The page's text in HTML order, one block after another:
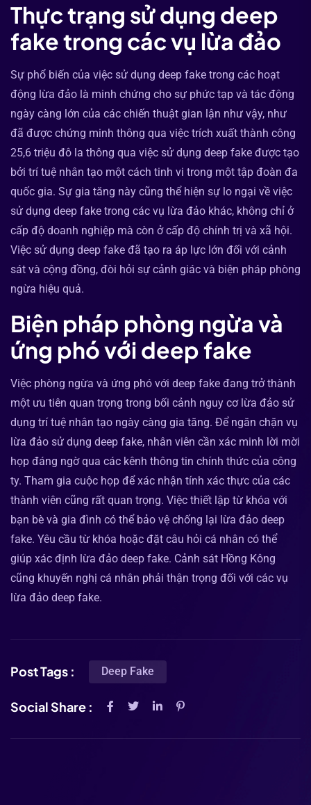
Thực trạng sử dụng deep
fake trong các vụ lừa đảo
Sự phổ biến của việc sử dụng deep fake trong các hoạt
động lừa đảo là minh chứng cho sự phức tạp và tác động
ngày càng lớn của các chiến thuật gian lận như vậy, như
đã được chứng minh thông qua việc trích xuất thành công
25,6 triệu đô la thông qua việc sử dụng deep fake được tạo
bởi trí tuệ nhân tạo một cách tinh vi trong một tập đoàn đa
quốc gia. Sự gia tăng này cũng thể hiện sự lo ngại về việc
sử dụng deep fake trong các vụ lừa đảo khác, không chỉ ở
cấp độ doanh nghiệp mà còn ở cấp độ chính trị và xã hội.
Việc sử dụng deep fake đã tạo ra áp lực lớn đối với cảnh
sát và cộng đồng, đòi hỏi sự cảnh giác và biện pháp phòng
ngừa hiệu quả.
Biện pháp phòng ngừa và
ứng phó với deep fake
Việc phòng ngừa và ứng phó với deep fake đang trở thành
một ưu tiên quan trọng trong bối cảnh nguy cơ lừa đảo sử
dụng trí tuệ nhân tạo ngày càng gia tăng. Để ngăn chặn vụ
lừa đảo sử dụng deep fake, nhân viên cần xác minh lời mời
họp đáng ngờ qua các kênh thông tin chính thức của công
ty. Tham gia cuộc họp để xác nhận tính xác thực của các
thành viên cũng rất quan trọng. Việc thiết lập từ khóa với
bạn bè và gia đình có thể bảo vệ chống lại lừa đảo deep
fake. Yêu cầu từ khóa hoặc đặt câu hỏi cá nhân có thể
giúp xác định lừa đảo deep fake. Cảnh sát Hồng Kông
cũng khuyến nghị cá nhân phải thận trọng đối với các vụ
lừa đảo deep fake.
Post Tags : Deep Fake
Social Share :